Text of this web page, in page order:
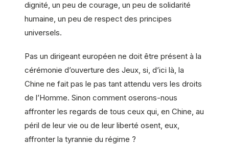
dignité, un peu de courage, un peu de solidarité
humaine, un peu de respect des principes
universels.
Pas un dirigeant européen ne doit être présent à la
cérémonie d’ouverture des Jeux, si, d’ici là, la
Chine ne fait pas le pas tant attendu vers les droits
de l’Homme. Sinon comment oserons-nous
affronter les regards de tous ceux qui, en Chine, au
péril de leur vie ou de leur liberté osent, eux,
affronter la tyrannie du régime ?